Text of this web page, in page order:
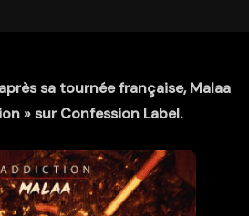
sa tournée française, Malaa
» sur Confession Label.